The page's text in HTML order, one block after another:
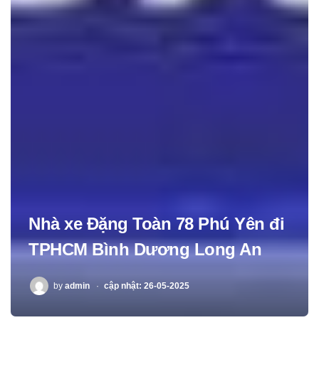
Nhà xe Đặng Toàn 78 Phú Yên đi
TPHCM Bình Dương Long An
POSTED
by admin cập nhật: 26-05-2025